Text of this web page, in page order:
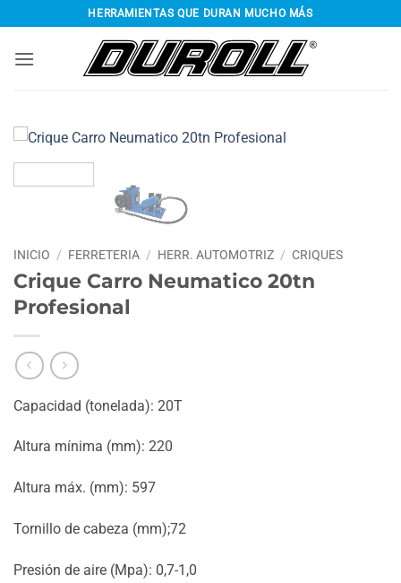
al
contenido
HERRAMIENTAS QUE DURAN MUCHO MÁS
INICIO / FERRETERIA / HERR. AUTOMOTRIZ / CRIQUES
Crique Carro Neumatico 20tn
Profesional
Capacidad (tonelada): 20T
Altura mínima (mm): 220
Altura máx. (mm): 597
Tornillo de cabeza (mm);72
Presión de aire (Mpa): 0,7-1,0